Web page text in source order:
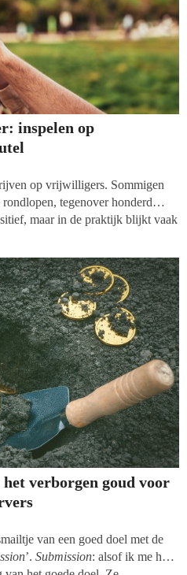
inspelen op
op vrijwilligers. Sommigen
tegenover honderd
maar in de praktijk blijkt vaak
die inspanning eigenlijk zou
van vrijwilligers.
verborgen goud voor
van een goed doel met de
’. Submission: alsof ik me had